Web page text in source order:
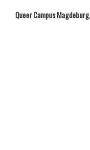
Queer Campus Magdeburg,